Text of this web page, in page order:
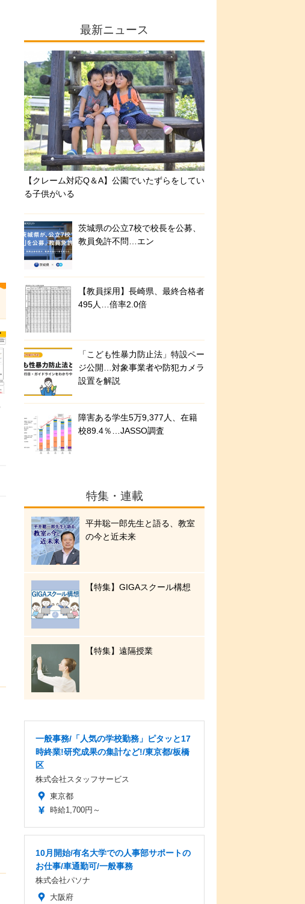
最新ニュース
【クレーム対応Q＆A】公園でいたずらをしてい
る子供がいる
茨城県の公立7校で校長を公募、
教員免許不問…エン
【教員採用】長崎県、最終合格者
495人…倍率2.0倍
「こども性暴力防止法」特設ペー
ジ公開…対象事業者や防犯カメラ
設置を解説
障害ある学生5万9,377人、在籍
校89.4％…JASSO調査
特集・連載
平井聡一郎先生と語る、教室
の今と近未来
【特集】GIGAスクール構想
【特集】遠隔授業
一般事務/「人気の学校勤務」ピタッと17
時終業!研究成果の集計など!/東京都/板橋
区
株式会社スタッフサービス
東京都
時給1,700円～
10月開始/有名大学での人事部サポートの
お仕事/車通勤可/一般事務
株式会社パソナ
大阪府